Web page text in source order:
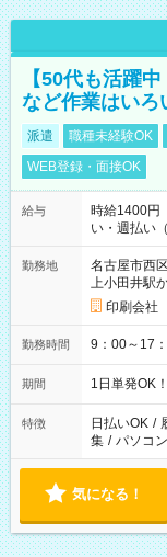
【50代も活躍
など作業はいろ
派遣 職種未経験OK
WEB登録・面接OK
給与
時給1400
い・週払い
勤務地
名古屋市西区
上小田井駅
印刷会社
勤務時間 9：00～17
期間 1日単発OK
特徴 日払いOK /
集 / パソコ
気になる！